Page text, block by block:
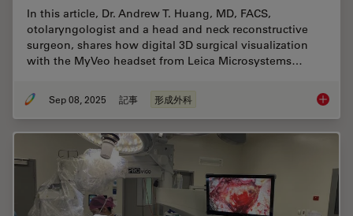
In this article, Dr. Andrew T. Huang, MD, FACS,
otolaryngologist and a head and neck reconstructive
surgeon, shares how digital 3D surgical visualization
with the MyVeo headset from Leica Microsystems…
Sep 08, 2025 記事 形成外科 A